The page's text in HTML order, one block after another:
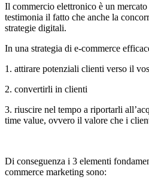
Il commercio elettronico è un
testimonia il fatto che anche la
strategie digitali.
In una strategia di e-commerce
1. attirare potenziali clienti verso il
2. convertirli in clienti
3. riuscire nel tempo a riportarli
time value, ovvero il valore che i
Di conseguenza i 3 elementi
commerce marketing sono: